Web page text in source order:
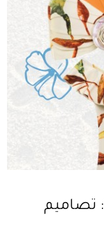
صيحات ملابس السباحة 2025: تصاميم